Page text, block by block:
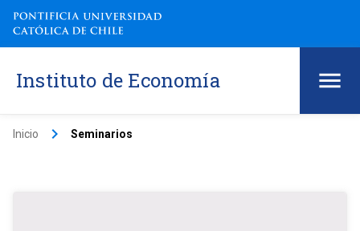
Instituto de Economía
Inicio keyboard_arrow_right Seminarios